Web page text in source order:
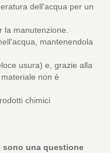
dell’acqua per un
la manutenzione.
mantenendola
usura) e, grazie alla
non è
chimici
sono una questione